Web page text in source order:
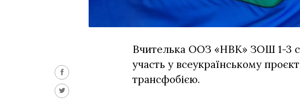
Вчителька ООЗ «НВК» ЗОШ 1-3
участь у всеукраїнському
трансфобією.